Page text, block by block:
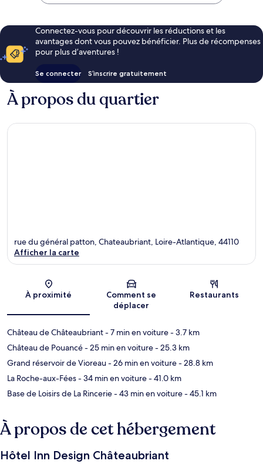
Connectez-vous pour découvrir les réductions et les
avantages dont vous pouvez bénéficier. Plus de récompenses
pour plus d’aventures !
Se connecter S’inscrire gratuitement
À propos du quartier
Carte
rue du général patton, Chateaubriant, Loire-Atlantique, 44110
Afficher la carte
À proximité
Comment se
déplacer
Restaurants
Château de Châteaubriant- 7 min en voiture- 3.7 km
Château de Pouancé- 25 min en voiture- 25.3 km
Grand réservoir de Vioreau- 26 min en voiture- 28.8 km
La Roche-aux-Fées- 34 min en voiture- 41.0 km
Base de Loisirs de La Rincerie- 43 min en voiture- 45.1 km
À propos de cet hébergement
Hôtel Inn Design Châteaubriant